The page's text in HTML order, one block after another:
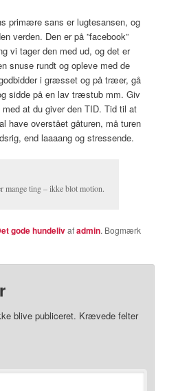
primære sans er lugtesansen, og
verden. Den er på ”facebook”
vi tager den med ud, og det er
snuse rundt og opleve med de
i græsset og på træer, gå
sidde på en lav træstub mm. Giv
at du giver den TID. Tid til at
have overstået gåturen, må turen
end laaaang og stressende.
mange ting – ikke blot motion.
gode hundelivafadmin. Bogmærk
blive publiceret. Krævede felter